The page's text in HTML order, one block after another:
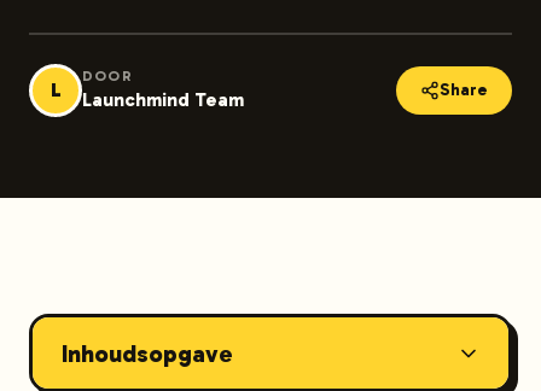
L
DOOR
Launchmind Team Share
Inhoudsopgave